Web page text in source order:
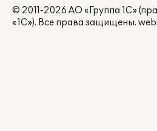
© 2011-2026 АО «Группа 1С»
«1С»). Все права защищены.